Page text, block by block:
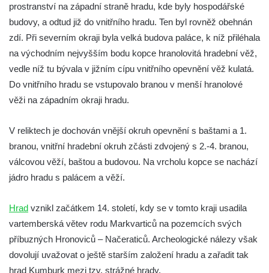
Hrad Roimund
Hrad Kamýk u Litoměřic
Hrad Seeberg
Kyjovský hrádek
Pevnost Königstein
Hrad Hohnstein
Brtnický hrádek
Hrad Loket
Skalní hrad Šauenštejn
Hrad Litice u Plzně
prostranství na západní straně hradu, kde byly hospodářské
budovy, a odtud již do vnitřního hradu. Ten byl rovněž obehnán
zdí. Při severním okraji byla velká budova paláce, k níž přiléhala
na východním nejvyšším bodu kopce hranolovitá hradební věž,
vedle níž tu bývala v jižním cípu vnitřního opevnění věž kulatá.
Do vnitřního hradu se vstupovalo branou v menší hranolové
věži na západním okraji hradu.
V reliktech je dochován vnější okruh opevnění s baštami a 1.
branou, vnitřní hradební okruh zčásti zdvojený s 2.-4. branou,
válcovou věží, baštou a budovou. Na vrcholu kopce se nachází
jádro hradu s palácem a věží.
Hrad vznikl začátkem 14. století, kdy se v tomto kraji usadila
vartemberská větev rodu Markvarticů na pozemcích svých
příbuzných Hronoviců – Načeraticů. Archeologické nálezy však
dovolují uvažovat o ještě starším založení hradu a zařadit tak
hrad Kumburk mezi tzv. strážné hrady.